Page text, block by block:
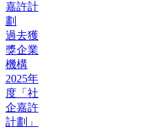
嘉許計
劃
過去獲
獎企業
機構
2025年
度「社
企嘉許
計劃」